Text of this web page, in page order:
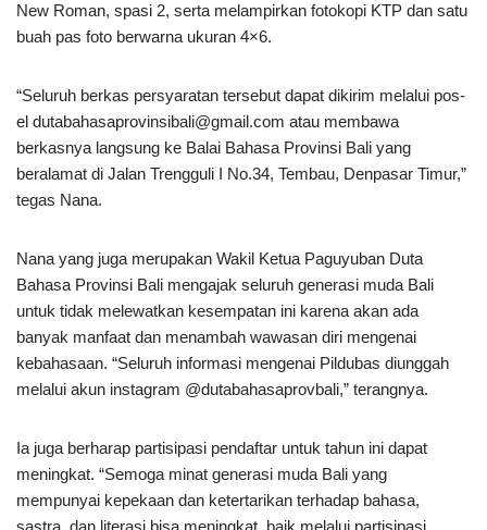
New Roman, spasi 2, serta melampirkan fotokopi KTP dan satu
buah pas foto berwarna ukuran 4×6.
“Seluruh berkas persyaratan tersebut dapat dikirim melalui pos-
el dutabahasaprovinsibali@gmail.com atau membawa
berkasnya langsung ke Balai Bahasa Provinsi Bali yang
beralamat di Jalan Trengguli I No.34, Tembau, Denpasar Timur,”
tegas Nana.
Nana yang juga merupakan Wakil Ketua Paguyuban Duta
Bahasa Provinsi Bali mengajak seluruh generasi muda Bali
untuk tidak melewatkan kesempatan ini karena akan ada
banyak manfaat dan menambah wawasan diri mengenai
kebahasaan. “Seluruh informasi mengenai Pildubas diunggah
melalui akun instagram @dutabahasaprovbali,” terangnya.
Ia juga berharap partisipasi pendaftar untuk tahun ini dapat
meningkat. “Semoga minat generasi muda Bali yang
mempunyai kepekaan dan ketertarikan terhadap bahasa,